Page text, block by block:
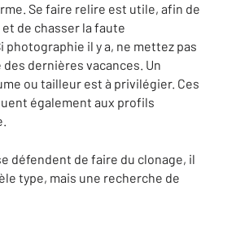
Se faire relire est utile, afin de
de chasser la faute
photographie il y a, ne mettez pas
dernières vacances. Un
ou tailleur est à privilégier. Ces
également aux profils
défendent de faire du clonage, il
type, mais une recherche de